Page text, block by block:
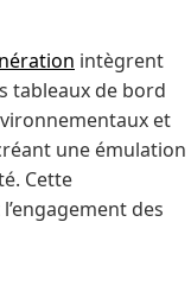
intègrent
tableaux de bord
et
une émulation
Cette
des